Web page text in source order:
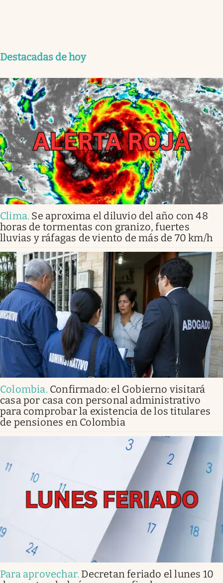
Destacadas de hoy
Clima. Se aproxima el diluvio del año con 48
horas de tormentas con granizo, fuertes
lluvias y ráfagas de viento de más de 70 km/h
Colombia. Confirmado: el Gobierno visitará
casa por casa con personal administrativo
para comprobar la existencia de los titulares
de pensiones en Colombia
Para aprovechar. Decretan feriado el lunes 10